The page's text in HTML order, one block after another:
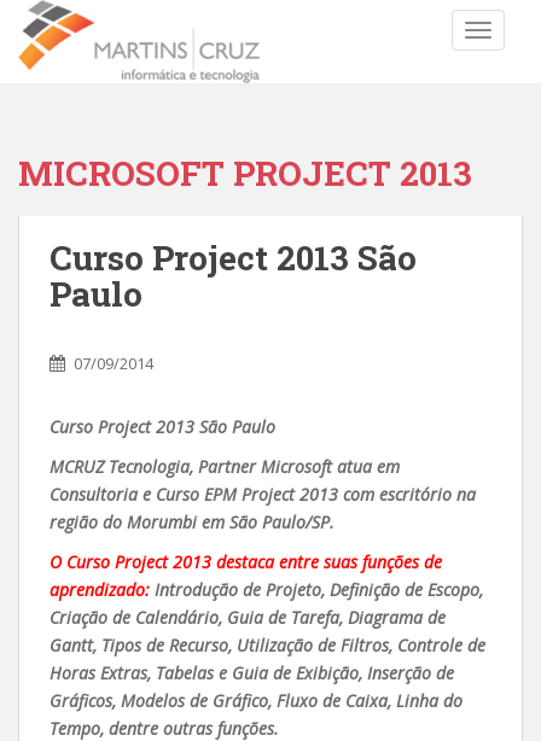
MICROSOFT PROJECT 2013
Curso Project 2013 São
Paulo
07/09/2014
Curso Project 2013 São Paulo
MCRUZ Tecnologia, Partner Microsoft atua em
Consultoria e Curso EPM Project 2013 com escritório na
região do Morumbi em São Paulo/SP.
O Curso Project 2013 destaca entre suas funções de
aprendizado: Introdução de Projeto, Definição de Escopo,
Criação de Calendário, Guia de Tarefa, Diagrama de
Gantt, Tipos de Recurso, Utilização de Filtros, Controle de
Horas Extras, Tabelas e Guia de Exibição, Inserção de
Gráficos, Modelos de Gráfico, Fluxo de Caixa, Linha do
Tempo, dentre outras funções.